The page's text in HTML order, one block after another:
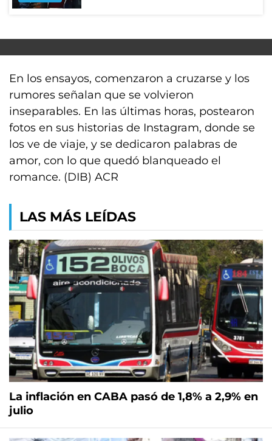
En los ensayos, comenzaron a cruzarse y los
rumores señalan que se volvieron
inseparables. En las últimas horas, postearon
fotos en sus historias de Instagram, donde se
los ve de viaje, y se dedicaron palabras de
amor, con lo que quedó blanqueado el
romance. (DIB) ACR
LAS MÁS LEÍDAS
La inflación en CABA pasó de 1,8% a 2,9% en
julio